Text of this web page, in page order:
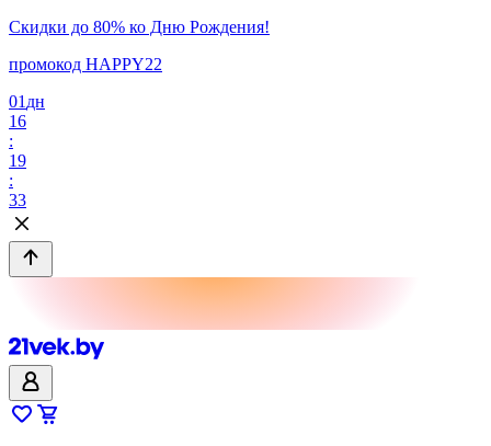
Скидки до 80% ко Дню Рождения!
промокод HAPPY22
01 дн
16
:
19
:
33